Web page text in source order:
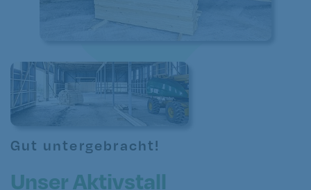
Gut untergebracht!
Unser Aktivstall